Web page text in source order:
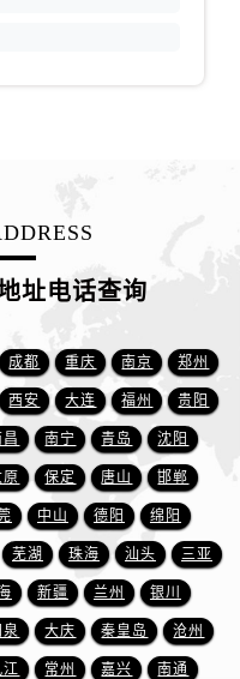
江西省南昌市红谷滩新区红谷中大道998号绿地双子塔（中央广场）A1座办公楼14层1407室宝珀售后服务中心（需提前预约）
山东省济南市历下区经十路11111号华润中心写字楼（万象城）15层1508室宝珀售后服务中心（需提前预约）
山东省济宁市任城区太白楼路宝珀售后服务中心（需提前预约）
山东省莱芜市文化南路8号银座商城名表维修一楼名表维修宝珀售后服务中心（需提前预约）
山东省临沂市兰山区解放路宝珀售后服务中心（需提前预约）
山东省日照市东港区烟台路宝珀售后服务中心（需提前预约）
山东省泰安市泰山区财源街道泰山大街宝珀售后服务中心（需提前预约）
山东省威海市环翠区新威海路89号振华商厦一楼名表维修宝珀售后服务中心（需提前预约）
山东省潍坊市奎文区东风东街宝珀售后服务中心（需提前预约）
山东省枣庄市滕州市北辛路与善国路交叉口宝珀售后服务中心（需提前预约）
山东省淄博市张店区金晶大道宝珀售后服务中心（需提前预约）
址电话查询
成都 重庆 南京 郑州
西安 大连 福州 贵阳
昌 南宁 青岛 沈阳
原 保定 唐山 邯郸
中山 德阳 绵阳
芜湖 珠海 汕头 三亚
新疆 兰州 银川
泉 大庆 秦皇岛 沧州
江 常州 嘉兴 南通